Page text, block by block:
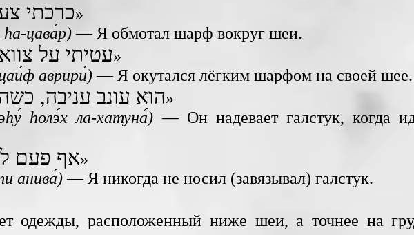
כרכתי»
цава́р)— Я обмотал шарф вокруг шеи.
עטיתי על»
аврири́)— Я окутался лёгким шарфом на своей шее.
הוא עונב עניבה,»
hолэ́х ла-хатуна́) — Он надевает галстук, когда
אף פעם»
анива́)— Я никогда не носил (завязывал) галстук.
одежды, расположенный ниже шеи, а точнее на